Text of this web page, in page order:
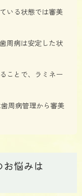
いる状態では審美
周病は安定した状
ことで、ラミネー
周病管理から審美
悩みは